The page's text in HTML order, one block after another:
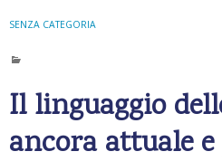
SENZA CATEGORIA
Il linguaggio
ancora attuale